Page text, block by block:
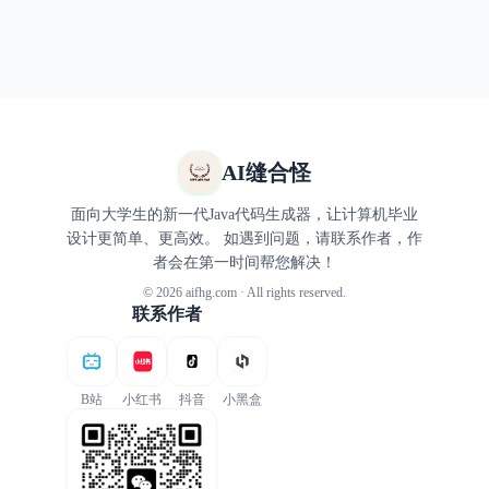
AI缝合怪
面向大学生的新一代Java代码生成器，让计算机毕业
设计更简单、更高效。 如遇到问题，请联系作者，作
者会在第一时间帮您解决！
© 2026 aifhg.com · All rights reserved.
联系作者
B站 小红书 抖音 小黑盒